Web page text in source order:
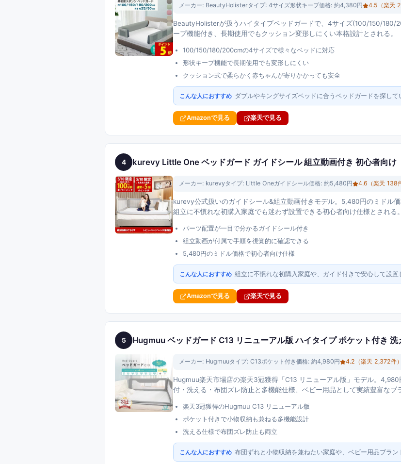
メーカー: BeautyHolisterタイプ: 4サイズ形状キープ価格: 約4,380円 4.5 （楽天
BeautyHolisterが扱うハイタイプベッドガードで、4サイズ(100/150/
ープ機能付き、長期使用でもクッション変形しにくい本格設計とされる。
100/150/180/200cmの4サイズで様々なベッドに対応
形状キープ機能で長期使用でも変形しにくい
クッション式で柔らかく赤ちゃんが寄りかかっても安全
こんな人におすすめ ダブルやキングサイズベッドに合うベッドガードを探し
Amazonで見る 楽天で見る
4 kurevy Little One ベッドガード ガイドシール 組立動画付き 初心者向け
メーカー: kurevyタイプ: Little Oneガイドシール価格: 約5,480円 4.6 （楽天 138
kurevy公式扱いのガイドシール&組立動画付きモデル。5,480円のミドル
組立に不慣れな初購入家庭でも迷わず設置できる初心者向け仕様とされる。
パーツ配置が一目で分かるガイドシール付き
組立動画が付属で手順を視覚的に確認できる
5,480円のミドル価格で初心者向け仕様
こんな人におすすめ 組立に不慣れな初購入家庭や、ガイド付きで安心して設置
Amazonで見る 楽天で見る
5 Hugmuu ベッドガード C13 リニューアル版 ハイタイプ ポケット付き
メーカー: Hugmuuタイプ: C13ポケット付き価格: 約4,980円 4.2 （楽天 2,372件）
Hugmuu楽天市場店の楽天3冠獲得「C13 リニューアル版」モデル。
付・洗える・布団ズレ防止と多機能仕様、ベビー用品として実績豊富なブ
楽天3冠獲得のHugmuu C13 リニューアル版
ポケット付きで小物収納も兼ねる多機能設計
洗える仕様で布団ズレ防止も両立
こんな人におすすめ 布団ずれと小物収納を兼ねたい家庭や、ベビー用品ブラン